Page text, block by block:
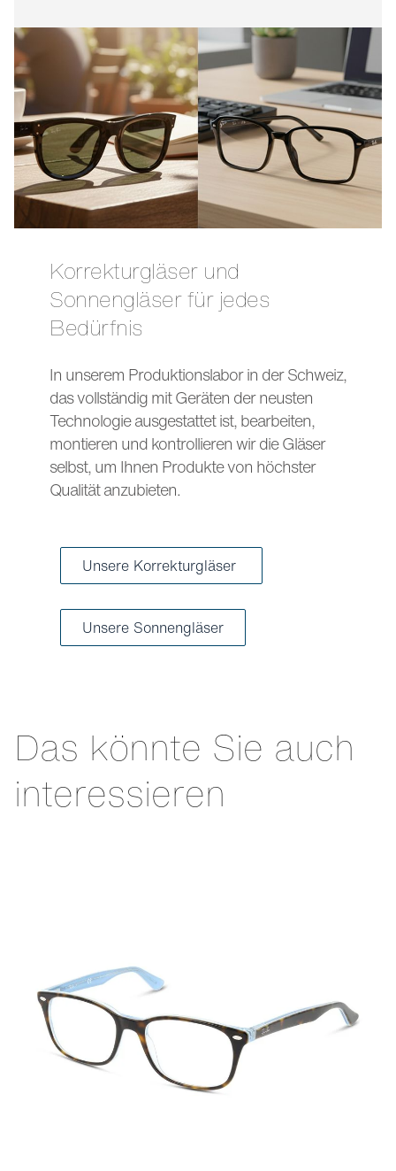
Korrekturgläser und
Sonnengläser für jedes
Bedürfnis
In unserem Produktionslabor in der Schweiz,
das vollständig mit Geräten der neusten
Technologie ausgestattet ist, bearbeiten,
montieren und kontrollieren wir die Gläser
selbst, um Ihnen Produkte von höchster
Qualität anzubieten.
Unsere Korrekturgläser
Unsere Sonnengläser
Das könnte Sie auch
interessieren